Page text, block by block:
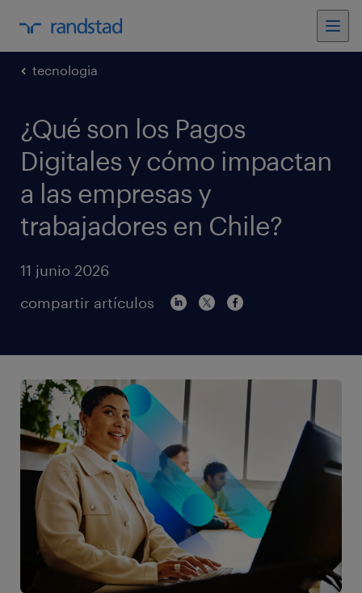
tecnologia
¿Qué son los Pagos
Digitales y cómo impactan
a las empresas y
trabajadores en Chile?
11 junio 2026
compartir artículos